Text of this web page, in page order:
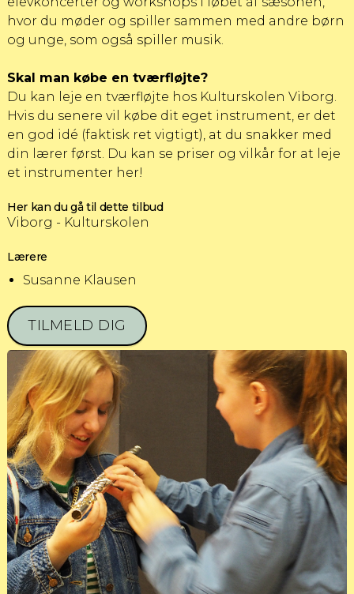
hvor du møder og spiller sammen med andre børn
og unge, som også spiller musik.
Skal man købe en tværfløjte?
Du kan leje en tværfløjte hos Kulturskolen Viborg.
Hvis du senere vil købe dit eget instrument, er det
en god idé (faktisk ret vigtigt), at du snakker med
din lærer først. Du kan se priser og vilkår for at leje
et instrumenter her!
Her kan du gå til dette tilbud
Viborg - Kulturskolen
Lærere
Susanne Klausen
TILMELD DIG